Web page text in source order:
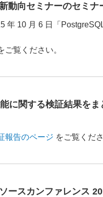
動向セミナーのセミナ
年 10 月 6 日「
ご覧ください。
に関する検証結果を
報告のページ をご覧くださ
ースカンファレンス